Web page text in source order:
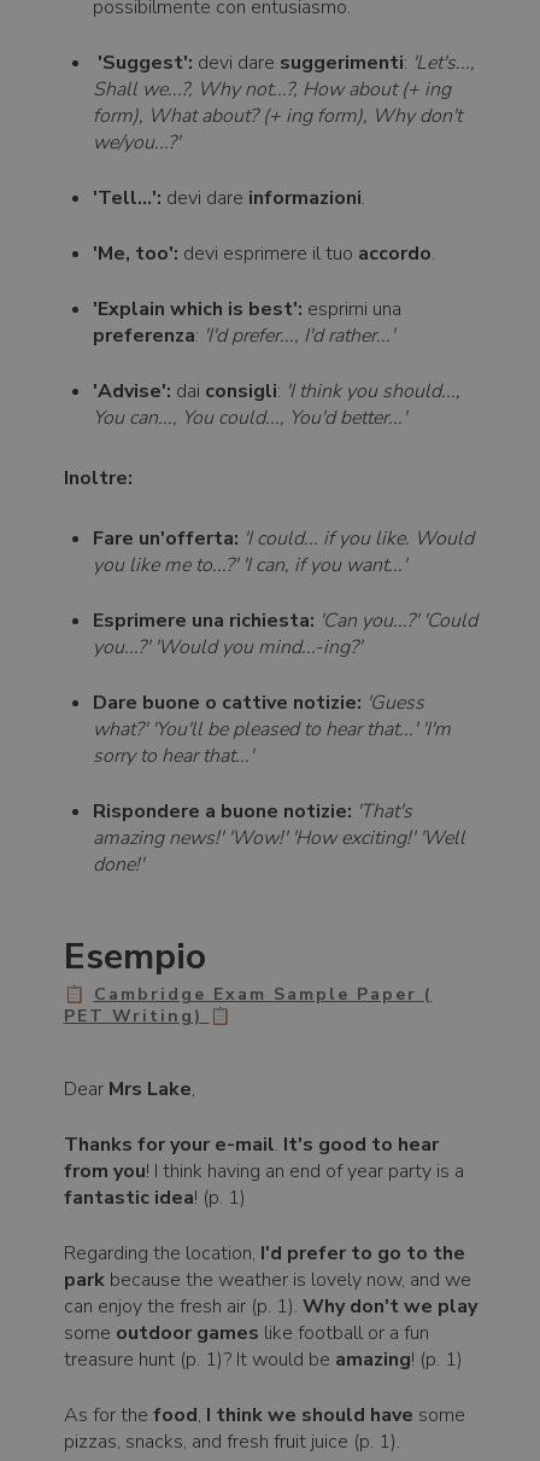
possibilmente con entusiasmo.
'Suggest': devi dare suggerimenti: 'Let's...,
Shall we...?, Why not...?, How about (+ ing
form), What about? (+ ing form), Why don't
we/you...?'
'Tell...': devi dare informazioni.
'Me, too': devi esprimere il tuo accordo.
'Explain which is best': esprimi una
preferenza: 'I'd prefer..., I'd rather...'
'Advise': dai consigli: 'I think you should...,
You can..., You could..., You'd better...'
Inoltre:
Fare un'offerta: 'I could... if you like. Would
you like me to...?' 'I can, if you want...'
Esprimere una richiesta: 'Can you...?' 'Could
you...?' 'Would you mind...-ing?'
Dare buone o cattive notizie: 'Guess
what?' 'You'll be pleased to hear that...' 'I'm
sorry to hear that...'
Rispondere a buone notizie: 'That's
amazing news!' 'Wow!' 'How exciting!' 'Well
done!'
Esempio
📋 Cambridge Exam Sample Paper (
PET Writing)
📋
Dear Mrs Lake,
Thanks for your e-mail. It's good to hear
from you! I think having an end of year party is a
fantastic idea! (p. 1)
Regarding the location, I'd prefer to go to the
parkbecause the weather is lovely now, and we
can enjoy the fresh air (p. 1). Why don't we play
some outdoor games like football or a fun
treasure hunt (p. 1)? It would be amazing! (p. 1)
As for the food, I think we should have some
pizzas, snacks, and fresh fruit juice (p. 1).